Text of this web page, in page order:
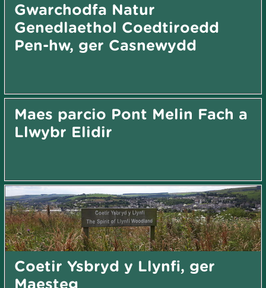
Gwarchodfa Natur
Genedlaethol Coedtiroedd
Pen-hw, ger Casnewydd
Maes parcio Pont Melin Fach a
Llwybr Elidir
Coetir Ysbryd y Llynfi, ger
Maesteg